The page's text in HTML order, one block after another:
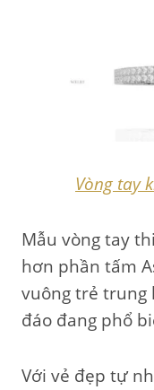
Vòng tay
Mẫu vòng tay
hơn phần tấm
vuông trẻ trung
đáo đang phổ
Với vẻ đẹp tự